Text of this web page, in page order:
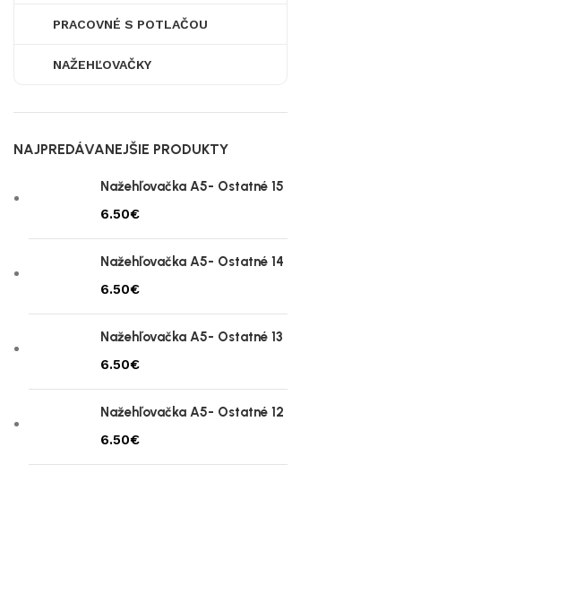
PRACOVNÉ S POTLAČOU
NAŽEHĽOVAČKY
NAJPREDÁVANEJŠIE PRODUKTY
Nažehľovačka A5- Ostatné 15
€
Nažehľovačka A5- Ostatné 14
€
Nažehľovačka A5- Ostatné 13
€
Nažehľovačka A5- Ostatné 12
€